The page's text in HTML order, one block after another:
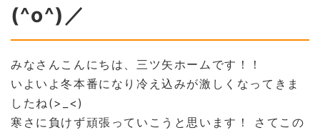
(^o^)／
みなさんこんにちは、三ツ矢ホームです！！
いよいよ冬本番になり冷え込みが激しくなってきま
したね(>_<)
寒さに負けず頑張っていこうと思います！ さてこの